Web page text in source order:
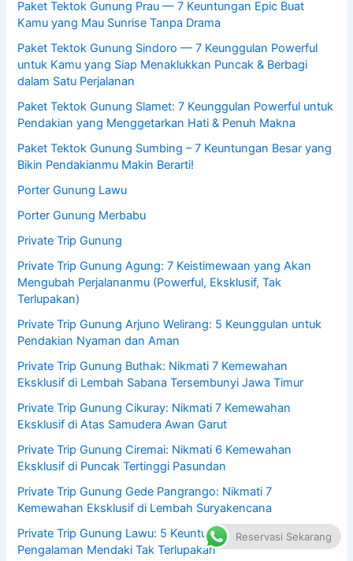
Paket Tektok Gunung Prau — 7 Keuntungan Epic Buat
Kamu yang Mau Sunrise Tanpa Drama
Paket Tektok Gunung Sindoro — 7 Keunggulan Powerful
untuk Kamu yang Siap Menaklukkan Puncak & Berbagi
dalam Satu Perjalanan
Paket Tektok Gunung Slamet: 7 Keunggulan Powerful untuk
Pendakian yang Menggetarkan Hati & Penuh Makna
Paket Tektok Gunung Sumbing – 7 Keuntungan Besar yang
Bikin Pendakianmu Makin Berarti!
Porter Gunung Lawu
Porter Gunung Merbabu
Private Trip Gunung
Private Trip Gunung Agung: 7 Keistimewaan yang Akan
Mengubah Perjalananmu (Powerful, Eksklusif, Tak
Terlupakan)
Private Trip Gunung Arjuno Welirang: 5 Keunggulan untuk
Pendakian Nyaman dan Aman
Private Trip Gunung Buthak: Nikmati 7 Kemewahan
Eksklusif di Lembah Sabana Tersembunyi Jawa Timur
Private Trip Gunung Cikuray: Nikmati 7 Kemewahan
Eksklusif di Atas Samudera Awan Garut
Private Trip Gunung Ciremai: Nikmati 6 Kemewahan
Eksklusif di Puncak Tertinggi Pasundan
Private Trip Gunung Gede Pangrango: Nikmati 7
Kemewahan Eksklusif di Lembah Suryakencana
Private Trip Gunung Lawu: 5 Keuntungan untuk
Pengalaman Mendaki Tak Terlupakan
Reservasi Sekarang